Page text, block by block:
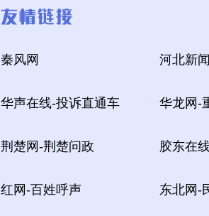
秦风网 河北新
华声在线-投诉直通车 华龙网-
荆楚网-荆楚问政 胶东在
红网-百姓呼声 东北网-